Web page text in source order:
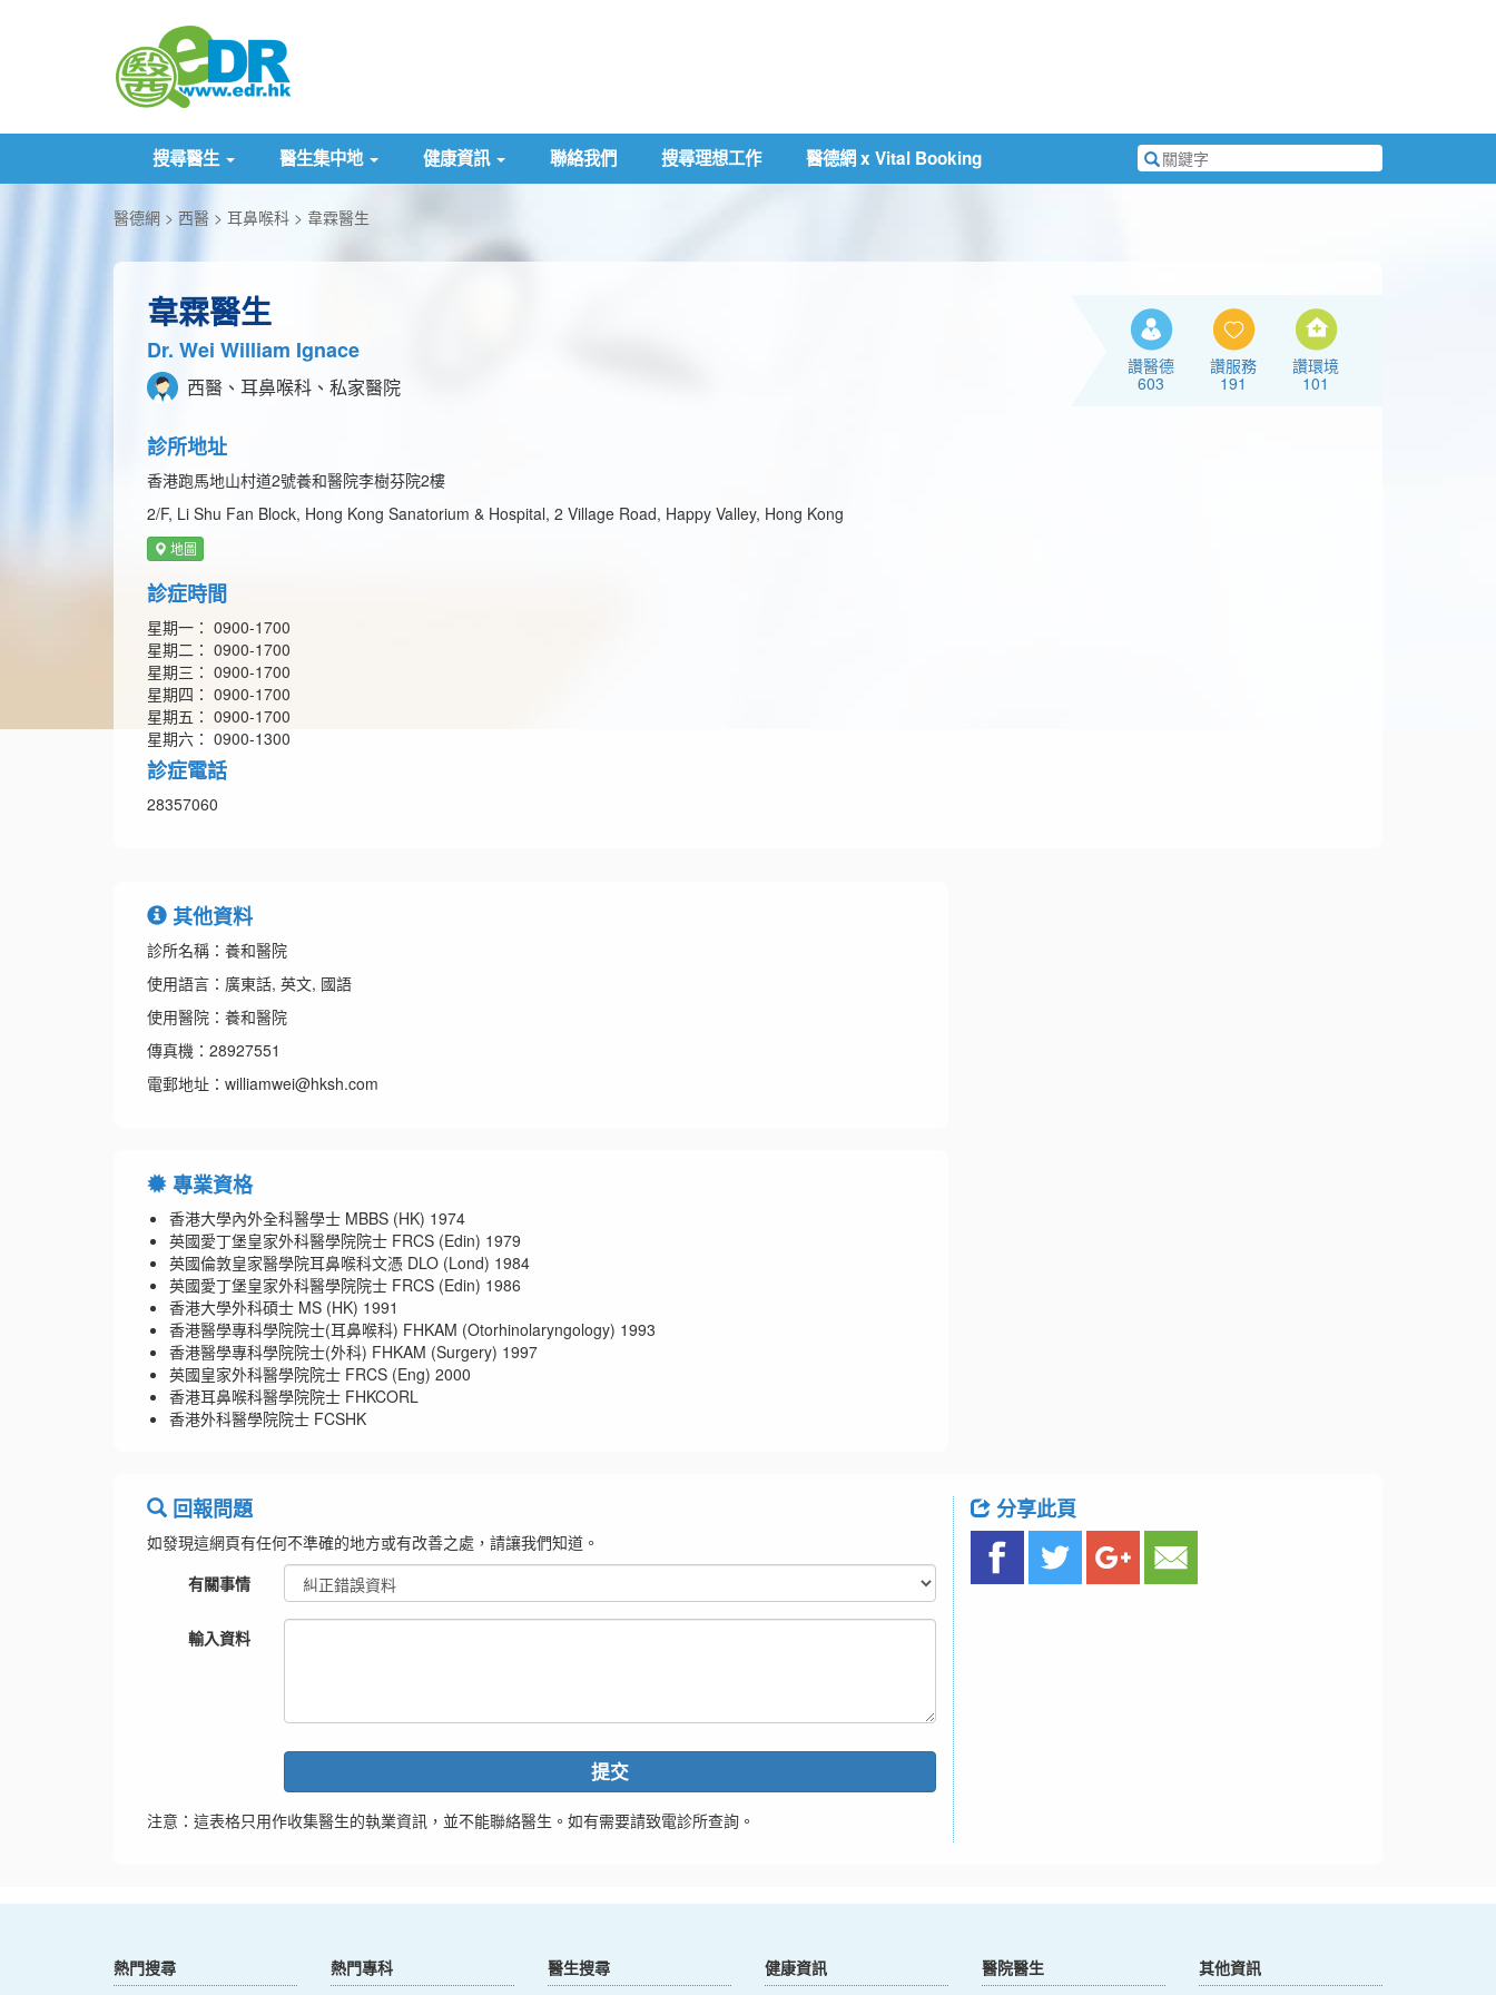
搜尋醫生 醫生集中地 健康資訊 聯絡我們 搜尋理想工作 醫德網 x Vital Booking
搜
尋
醫德網 西醫 耳鼻喉科 韋霖醫生
韋霖醫生
Dr. Wei William Ignace
西醫、耳鼻喉科、私家醫院
診所地址
香港跑馬地山村道2號養和醫院李樹芬院2樓
2/F, Li Shu Fan Block, Hong Kong Sanatorium & Hospital, 2 Village Road, Happy Valley, Hong Kong
地圖
診症時間
星期一： 0900-1700
星期二： 0900-1700
星期三： 0900-1700
星期四： 0900-1700
星期五： 0900-1700
星期六： 0900-1300
診症電話
28357060
讚醫德
603
讚服務
191
讚環境
101
其他資料
診所名稱：養和醫院
使用語言：廣東話, 英文, 國語
使用醫院：養和醫院
傳真機：28927551
電郵地址：williamwei@hksh.com
專業資格
香港大學內外全科醫學士 MBBS (HK) 1974
英國愛丁堡皇家外科醫學院院士 FRCS (Edin) 1979
英國倫敦皇家醫學院耳鼻喉科文憑 DLO (Lond) 1984
英國愛丁堡皇家外科醫學院院士 FRCS (Edin) 1986
香港大學外科碩士 MS (HK) 1991
香港醫學專科學院院士(耳鼻喉科) FHKAM (Otorhinolaryngology) 1993
香港醫學專科學院院士(外科) FHKAM (Surgery) 1997
英國皇家外科醫學院院士 FRCS (Eng) 2000
香港耳鼻喉科醫學院院士 FHKCORL
香港外科醫學院院士 FCSHK
回報問題
如發現這網頁有任何不準確的地方或有改善之處，請讓我們知道。
有關事情
輸入資料
提交
注意：這表格只用作收集醫生的執業資訊，並不能聯絡醫生。如有需要請致電診所查詢。
分享此頁
熱門搜尋 熱門專科 醫生搜尋 健康資訊 醫院醫生 其他資訊